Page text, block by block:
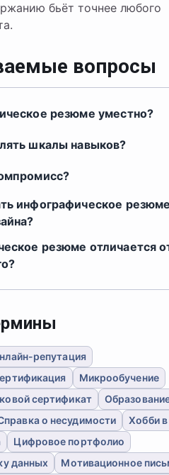
бьёт точнее любого
вопросы
резюме уместно?
шкалы навыков?
инфографическое
резюме отличается
репутация
Микрообучение
сертификат
о несудимости
Хобби
Цифровое портфолио
данных
Мотивационное